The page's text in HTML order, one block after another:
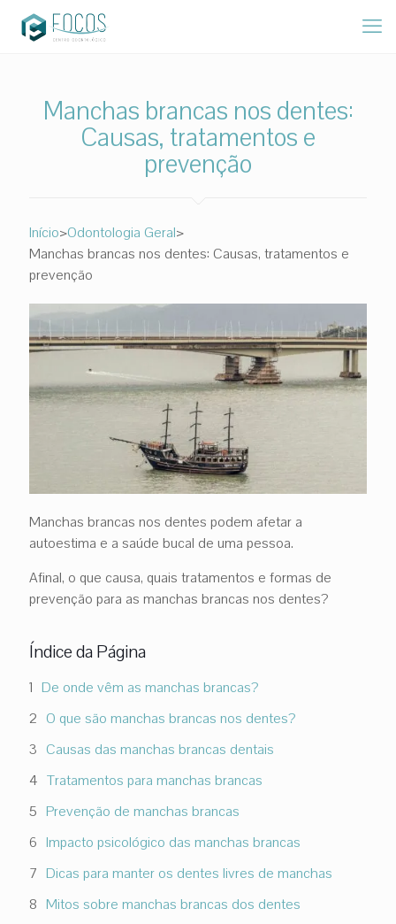
Manchas brancas nos dentes:
Causas, tratamentos e
prevenção
Início>Odontologia Geral>
Manchas brancas nos dentes: Causas, tratamentos e
prevenção
Manchas brancas nos dentes podem afetar a
autoestima e a saúde bucal de uma pessoa.
Afinal, o que causa, quais tratamentos e formas de
prevenção para as manchas brancas nos dentes?
Índice da Página
De onde vêm as manchas brancas?
O que são manchas brancas nos dentes?
Causas das manchas brancas dentais
Tratamentos para manchas brancas
Prevenção de manchas brancas
Impacto psicológico das manchas brancas
Dicas para manter os dentes livres de manchas
Mitos sobre manchas brancas dos dentes